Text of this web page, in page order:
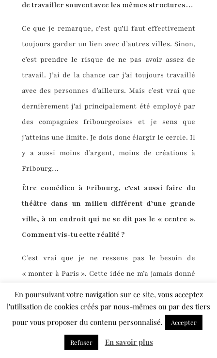
de travailler souvent avec les mêmes structures…
Ce que je remarque, c’est qu’il faut effectivement
toujours garder un lien avec d’autres villes. Sinon,
c’est prendre le risque de ne pas avoir assez de
travail. J’ai de la chance car j’ai toujours travaillé
avec des personnes d’ailleurs. Mais c’est vrai que
dernièrement j’ai principalement été employé par
des compagnies fribourgeoises et je sens que
j’atteins une limite. Je dois donc élargir le cercle. Il
y a aussi moins d’argent, moins de créations à
Fribourg…
Être comédien à Fribourg, c’est aussi faire du
théâtre dans un milieu différent d’une grande
ville, à un endroit qui ne se dit pas le « centre ».
Comment vis-tu cette réalité ?
C’est vrai que je ne ressens pas le besoin de
« monter à Paris ». Cette idée ne m’a jamais donné
envie. J’aime ma région, j’aime vivre ici. Et j’aime
aussi partager avec les personnes qui me sont
proches. Faire des spectacles et que ma famille
vienne les voir, ça me fait plus plaisir que jouer
ailleurs. Je suis heureux si je peux continuer à faire
En poursuivant votre navigation sur ce site, vous acceptez
l'utilisation de cookies créés par nous-mêmes ou par des tiers
pour vous proposer du contenu personnalisé.
Accepter
Refuser En savoir plus